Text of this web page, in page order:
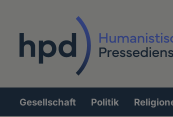
Hauptnavigation
Gesellschaft Politik